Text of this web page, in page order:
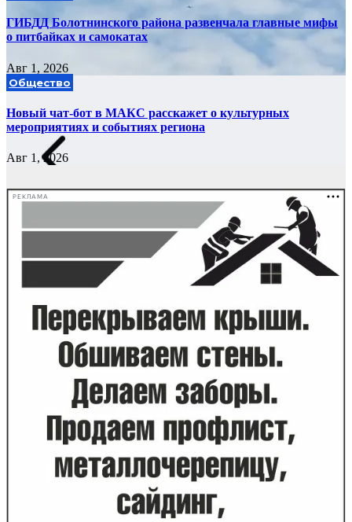
ГИБДД Болотнинского района развенчала главные мифы
о питбайках и самокатах
Авг 1, 2026
Общество
Новый чат-бот в МАКС расскажет о культурных
мероприятиях и событиях региона
Авг 1, 2026
РЕКЛАМА